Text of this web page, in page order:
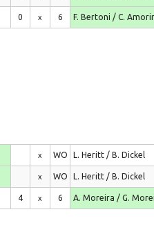
0 x 6 F. Bertoni / C.
x WO L. Heritt / B. Dickel
x WO L. Heritt / B. Dickel
4 x 6 A. Moreira / G.